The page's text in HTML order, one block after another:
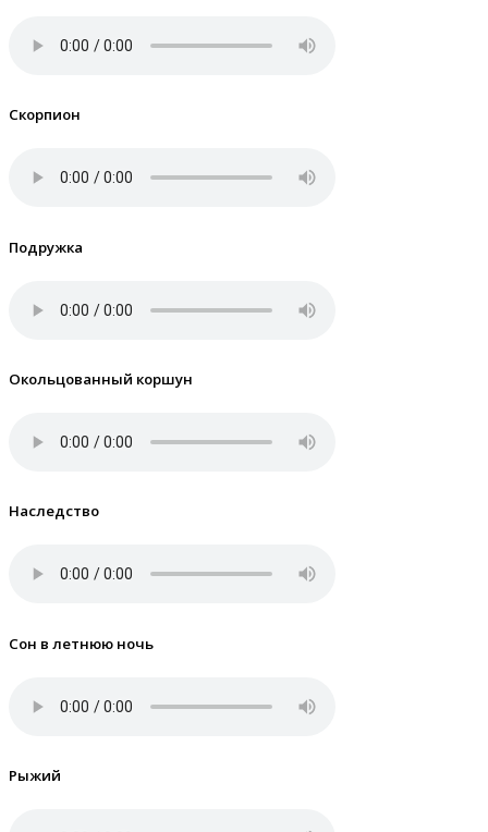
Скорпион
Подружка
Окольцованный коршун
Наследство
Сон в летнюю ночь
Рыжий